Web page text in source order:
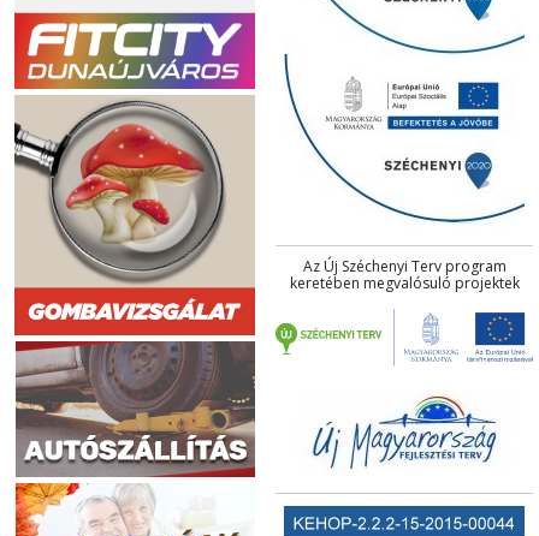
Az Új Széchenyi Terv program
keretében megvalósuló projektek